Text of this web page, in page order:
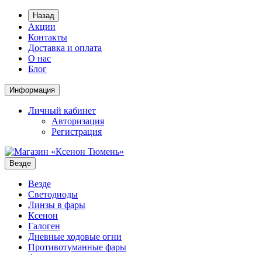
Назад
Акции
Контакты
Доставка и оплата
О нас
Блог
Информация
Личный кабинет
Авторизация
Регистрация
Везде
Везде
Светодиоды
Линзы в фары
Ксенон
Галоген
Дневные ходовые огни
Противотуманные фары